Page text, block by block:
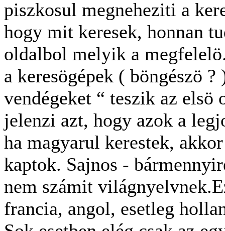
piszkosul megneheziti a
hogy mit keresek, honnan
oldalbol melyik a
a keresögépek ( böngészö
vendégeket “ teszik az elsö
jelenzi azt, hogy azok a
ha magyarul kerestek,
kaptok. Sajnos -
nem számit
francia, angol, esetleg